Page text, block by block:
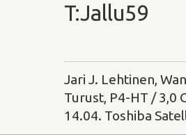
T:Jallu59
Jari J. Lehtinen,
Turust, P4-HT / 3,0
14.04. Toshiba